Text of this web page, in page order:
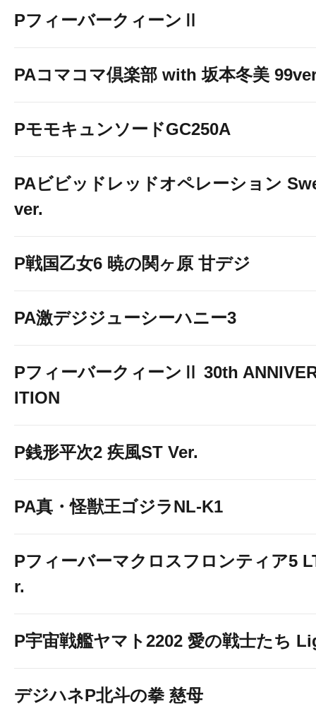
PフィーバークィーンⅡ
PAコマコマ倶楽部 with 坂本冬美
PモモキュンソードGC250A
PAビビッドレッドオペレーション
ver.
P戦国乙女6 暁の関ヶ原 甘デジ
PA激デジジューシーハニー3
PフィーバークィーンⅡ 30th
ITION
P銭形平次2 疾風ST Ver.
PA真・怪獣王ゴジラNL-K1
Pフィーバーマクロスフロンティア5
r.
P宇宙戦艦ヤマト2202 愛の戦士たち
デジハネP北斗の拳 慈母